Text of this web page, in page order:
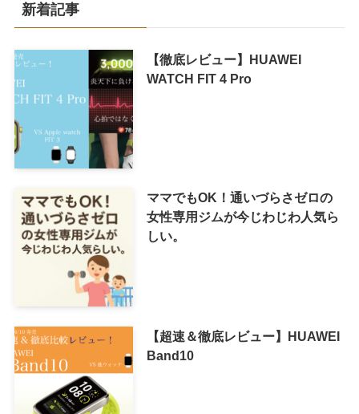
新着記事
【徹底レビュー】HUAWEI
WATCH FIT 4 Pro
ママでもOK！通いづらさゼロの
女性専用ジムが今じわじわ人気ら
しい。
【超速＆徹底レビュー】HUAWEI
Band10